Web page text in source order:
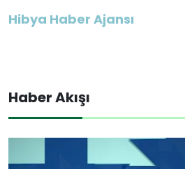
Hibya Haber Ajansı
Haber Akışı